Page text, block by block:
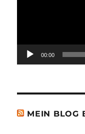
00:00
MEIN BLOG